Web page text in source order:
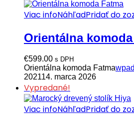
Viac infoNáhľadPridať do
Orientálna
€599.00 s DPH
Orientálna komoda Fatma
202114. marca 2026
Vypredané!
Viac infoNáhľadPridať do